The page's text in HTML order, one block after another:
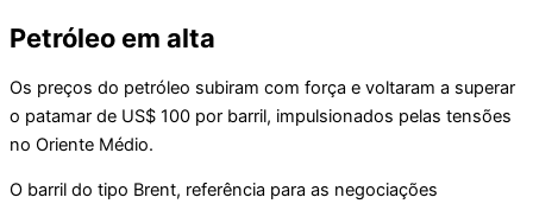
Petróleo em alta
Os preços do petróleo subiram com força e voltaram a superar
o patamar de US$ 100 por barril, impulsionados pelas tensões
no Oriente Médio.
O barril do tipo Brent, referência para as negociações